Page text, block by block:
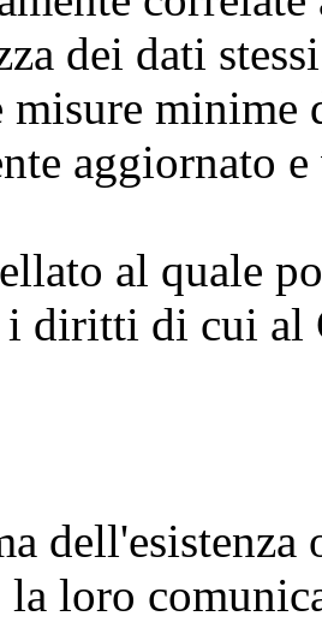
dei dati
minime
aggiornato
al quale
diritti di cui al
la loro